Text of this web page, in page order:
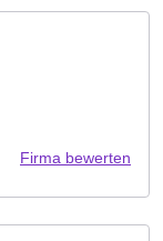
Firma bewerten